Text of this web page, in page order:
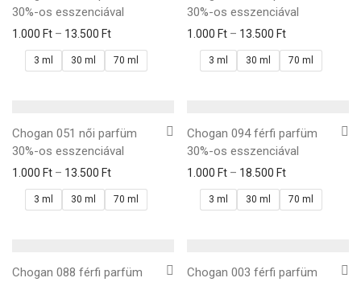
30%-os esszenciával
1.000 Ft – 13.500 Ft
3 ml 30 ml 70 ml
30%-os esszenciával
1.000 Ft – 13.500 Ft
3 ml 30 ml 70 ml
Chogan 051 női parfüm
30%-os esszenciával
1.000 Ft – 13.500 Ft
3 ml 30 ml 70 ml
Chogan 094 férfi parfüm
30%-os esszenciával
1.000 Ft – 18.500 Ft
3 ml 30 ml 70 ml
Chogan 088 férfi parfüm
Chogan 003 férfi parfüm